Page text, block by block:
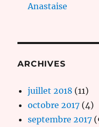
Anastaise
ARCHIVES
juillet 2018 (11)
octobre 2017 (4)
septembre 2017